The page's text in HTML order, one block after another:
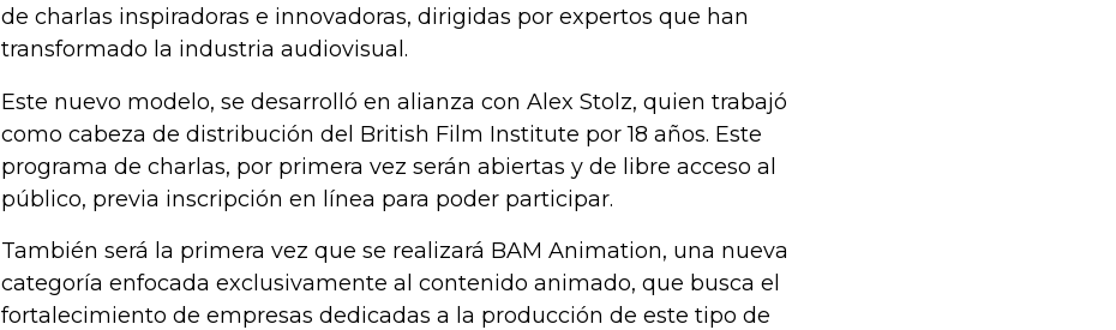
de charlas inspiradoras e innovadoras, dirigidas por expertos que han
transformado la industria audiovisual.
Este nuevo modelo, se desarrolló en alianza con Alex Stolz, quien trabajó
como cabeza de distribución del British Film Institute por 18 años. Este
programa de charlas, por primera vez serán abiertas y de libre acceso al
público, previa inscripción en línea para poder participar.
También será la primera vez que se realizará BAM Animation, una nueva
categoría enfocada exclusivamente al contenido animado, que busca el
fortalecimiento de empresas dedicadas a la producción de este tipo de